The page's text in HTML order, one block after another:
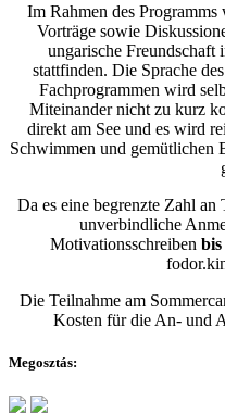
Im Rahmen des
Vorträge sowie
ungarische Freundschaft
stattfinden. Die Sprache
Fachprogrammen wird
Miteinander nicht zu kurz
direkt am See und es wird
Schwimmen und gemütlichen
Da es eine begrenzte Zahl
unverbindliche
Motivationsschreiben bis
Die Teilnahme am
Kosten für die An- und
Megosztás: